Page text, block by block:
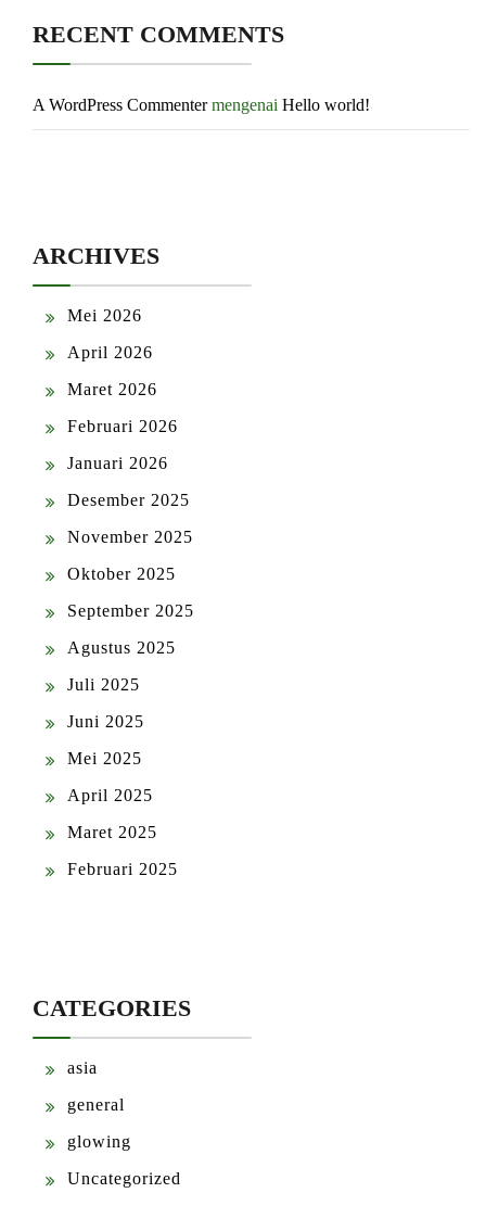
RECENT COMMENTS
A WordPress Commentermengenai Hello world!
ARCHIVES
Mei 2026
April 2026
Maret 2026
Februari 2026
Januari 2026
Desember 2025
November 2025
Oktober 2025
September 2025
Agustus 2025
Juli 2025
Juni 2025
Mei 2025
April 2025
Maret 2025
Februari 2025
CATEGORIES
asia
general
glowing
Uncategorized